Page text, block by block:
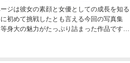
ジは彼女の素顔と女優としての成長を知る
初めて挑戦したとも言える今回の写真集
身大の魅力がたっぷり詰まった作品です。